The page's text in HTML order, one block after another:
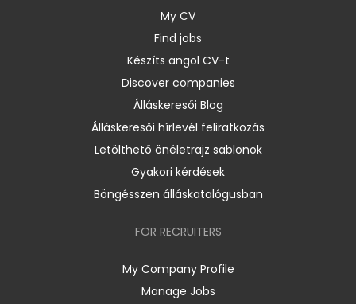
My CV
Find jobs
Készíts angol CV-t
Discover companies
Álláskeresői Blog
Álláskeresői hírlevél feliratkozás
Letölthető önéletrajz sablonok
Gyakori kérdések
Böngésszen álláskatalógusban
FOR RECRUITERS
My Company Profile
Manage Jobs